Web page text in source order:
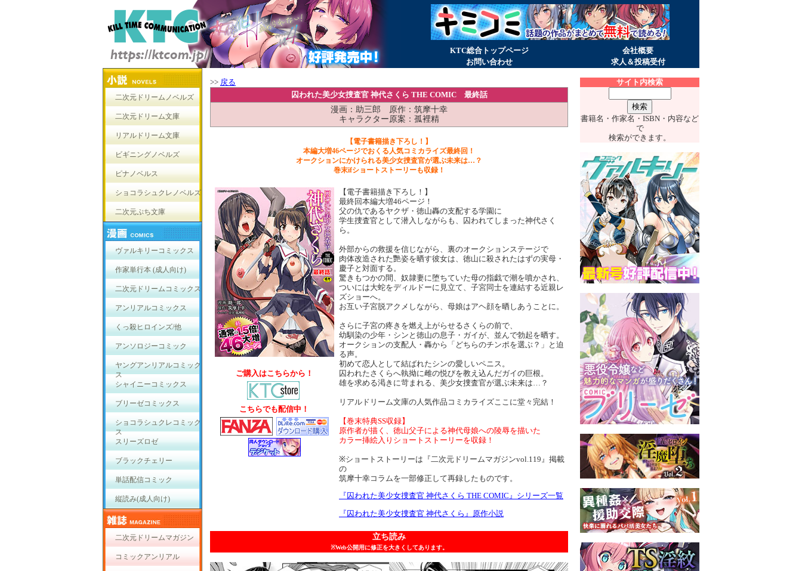
KTC総合トップページ
会社概要
お問い合わせ
求人＆投稿受付
二次元ドリームノベルズ
二次元ドリーム文庫
リアルドリーム文庫
ビギニングノベルズ
ピナノベルス
ショコラシュクレノベルズ
二次元ぷち文庫
ヴァルキリーコミックス
作家単行本 (成人向け)
二次元ドリームコミックス
アンリアルコミックス
くっ殺ヒロインズ/他
アンソロジーコミック
ヤングアンリアルコミック
ス
シャイニーコミックス
ブリーゼコミックス
ショコラシュクレコミック
ス
スリーズロゼ
ブラックチェリー
単話配信コミック
縦読み(成人向け)
二次元ドリームマガジン
コミックアンリアル
>> 戻る
囚われた美少女捜査官 神代さくら THE COMIC 最終話
漫画：助三郎 原作：筑摩十幸
キャラクター原案：孤裡精
【電子書籍描き下ろし！】
本編大増46ページでおくる人気コミカライズ最終回！
オークションにかけられる美少女捜査官が選ぶ未来は…？
巻末ifショートストーリーも収録！
ご購入はこちらから！
こちらでも配信中！
【電子書籍描き下ろし！】
最終回本編大増46ページ！
父の仇であるヤクザ・徳山轟の支配する学園に
学生捜査官として潜入しながらも、囚われてしまった神代さく
ら。
外部からの救援を信じながら、裏のオークションステージで
肉体改造された艷姿を晒す彼女は、徳山に殺されたはずの実母・
慶子と対面する。
驚きもつかの間、奴隷妻に堕ちていた母の指戯で潮を噴かされ、
ついには大蛇をディルドーに見立て、子宮同士を連結する近親レ
ズショーへ。
お互い子宮脱アクメしながら、母娘はアヘ顔を晒しあうことに。
さらに子宮の疼きを燃え上がらせるさくらの前で、
幼馴染の少年・シンと徳山の息子・ガイが、並んで勃起を晒す。
オークションの支配人・轟から「どちらのチンポを選ぶ？」と迫
る声。
初めて恋人として結ばれたシンの愛しいペニス。
囚われたさくらへ執拗に雌の悦びを教え込んだガイの巨根。
雄を求める渇きに苛まれる、美少女捜査官が選ぶ未来は…？
リアルドリーム文庫の人気作品コミカライズここに堂々完結！
【巻末特典SS収録】
原作者が描く、徳山父子による神代母娘への陵辱を描いた
カラー挿絵入りショートストーリーを収録！
※ショートストーリーは『二次元ドリームマガジンvol.119』掲載
の
筑摩十幸コラムを一部修正して再録したものです。
『囚われた美少女捜査官 神代さくら THE COMIC』シリーズ一覧
『囚われた美少女捜査官 神代さくら』原作小説
立ち読み
※Web公開用に修正を大きくしてあります。
サイト内検索
書籍名・作家名・ISBN・内容など
で
検索ができます。